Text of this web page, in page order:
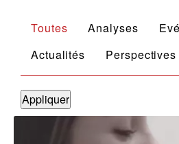
Toutes Analyses
Actualités